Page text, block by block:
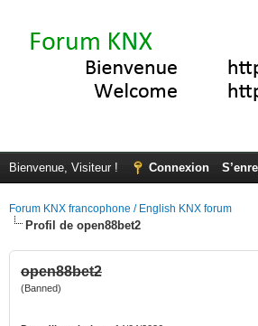
Bienvenue, Visiteur ! Connexion
Forum KNX francophone / English KNX forum
Profil de open88bet2
open88bet2
(Banned)